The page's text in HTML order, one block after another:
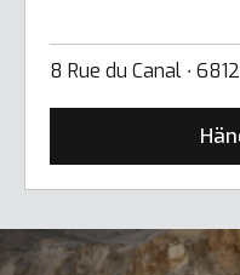
8 Rue du Canal ∙